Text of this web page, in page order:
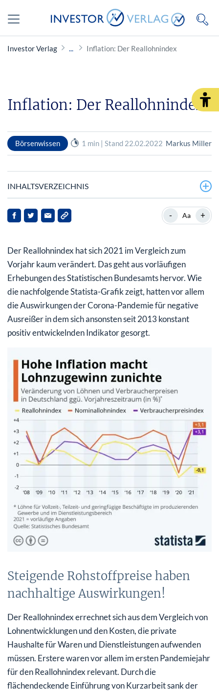
Investor Verlag Inflation: Der Reallohnindex
Inflation: Der Reallohnindex
Börsenwissen 1 min | Stand 22.02.2022 Markus Miller
INHALTSVERZEICHNIS
Steigende Rohstoffpreise haben nachhaltige
Auswirkungen!
- Aa +
Der Reallohnindex hat sich 2021 im Vergleich zum
Vorjahr kaum verändert. Das geht aus vorläufigen
Erhebungen des Statistischen Bundesamts hervor. Wie
die nachfolgende Statista-Grafik zeigt, hatten vor allem
die Auswirkungen der Corona-Pandemie für negative
Ausreißer in dem sich ansonsten seit 2013 konstant
positiv entwickelnden Indikator gesorgt.
Steigende Rohstoffpreise haben
nachhaltige Auswirkungen!
Der Reallohnindex errechnet sich aus dem Vergleich von
Lohnentwicklungen und den Kosten, die private
Haushalte für Waren und Dienstleistungen aufwenden
müssen. Erstere waren vor allem im ersten Pandemiejahr
für den Reallohnindex relevant. Durch die
flächendeckende Einführung von Kurzarbeit sank der